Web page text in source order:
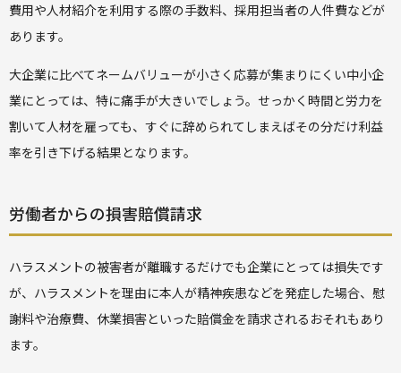
費用や人材紹介を利用する際の手数料、採用担当者の人件費などが
あります。
大企業に比べてネームバリューが小さく応募が集まりにくい中小企
業にとっては、特に痛手が大きいでしょう。せっかく時間と労力を
割いて人材を雇っても、すぐに辞められてしまえばその分だけ利益
率を引き下げる結果となります。
労働者からの損害賠償請求
ハラスメントの被害者が離職するだけでも企業にとっては損失です
が、ハラスメントを理由に本人が精神疾患などを発症した場合、慰
謝料や治療費、休業損害といった賠償金を請求されるおそれもあり
ます。